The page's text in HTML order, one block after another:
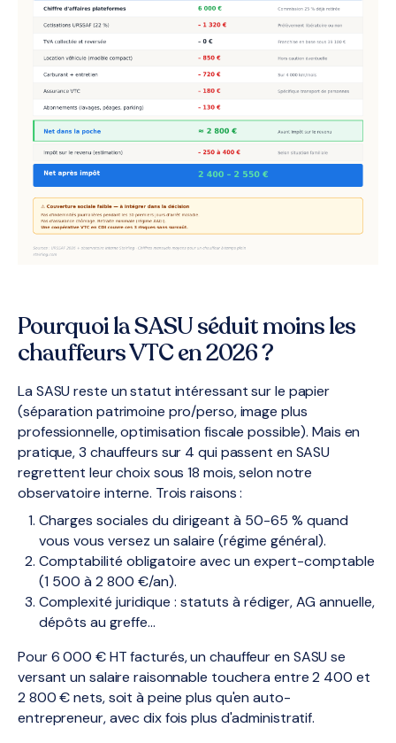
Pourquoi la SASU séduit moins les
chauffeurs VTC en 2026 ?
La SASU reste un statut intéressant sur le papier
(séparation patrimoine pro/perso, image plus
professionnelle, optimisation fiscale possible). Mais en
pratique, 3 chauffeurs sur 4 qui passent en SASU
regrettent leur choix sous 18 mois, selon notre
observatoire interne. Trois raisons :
Charges sociales du dirigeant à 50-65 % quand
vous vous versez un salaire (régime général).
Comptabilité obligatoire avec un expert-comptable
(1 500 à 2 800 €/an).
Complexité juridique : statuts à rédiger, AG annuelle,
dépôts au greffe…
Pour 6 000 € HT facturés, un chauffeur en SASU se
versant un salaire raisonnable touchera entre 2 400 et
2 800 € nets, soit à peine plus qu'en auto-
entrepreneur, avec dix fois plus d'administratif.